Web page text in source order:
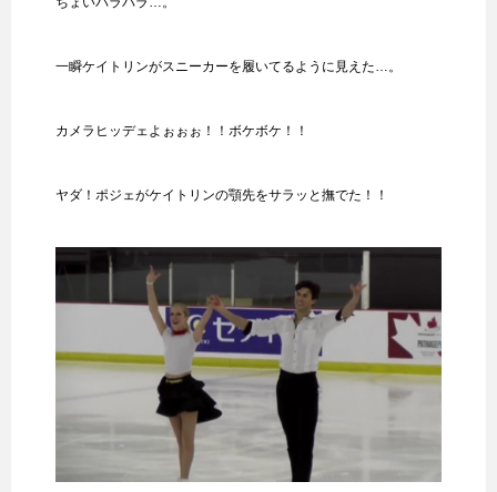
一瞬ケイトリンがスニーカーを履いてるように見えた…。
カメラヒッデェよぉぉぉ！！ボケボケ！！
ヤダ！ポジェがケイトリンの顎先をサラッと撫でた！！